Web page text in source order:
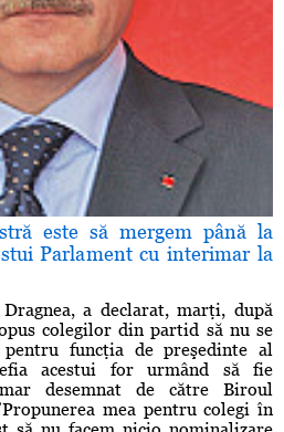
este să mergem până la
Parlament cu interimar la
a declarat, marţi, după
colegilor din partid să nu se
funcţia de preşedinte al
acestui for urmând să fie
desemnat de către Biroul
mea pentru colegi în